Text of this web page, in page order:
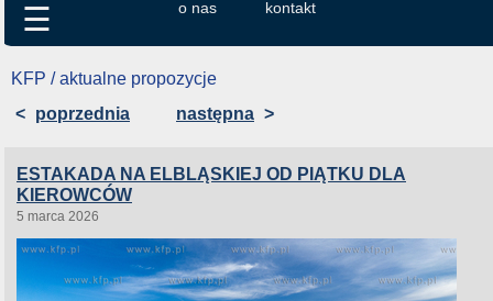
o nas kontakt
☰
KFP / aktualne propozycje
< poprzednia następna >
ESTAKADA NA ELBLĄSKIEJ OD PIĄTKU DLA
KIEROWCÓW
5 marca 2026